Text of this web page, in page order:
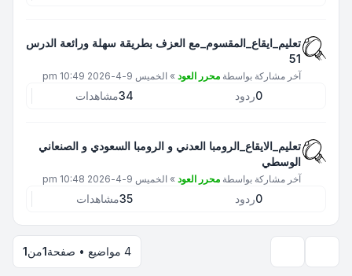
تعليم_ايقاع_المقسوم_مع العزف بطريقة سهلة ورائعة الدرس
51
آخر مشاركة بواسطة محرر العود » الخميس 9-4-2026 10:49 pm
0ردود 34مشاهدات
تعليم_الايقاع_الرومبا العدني و الرومبا السعودي و الصنعاني
الوسطي
آخر مشاركة بواسطة محرر العود » الخميس 9-4-2026 10:48 pm
0ردود 35مشاهدات
4 مواضيع • صفحة 1من1